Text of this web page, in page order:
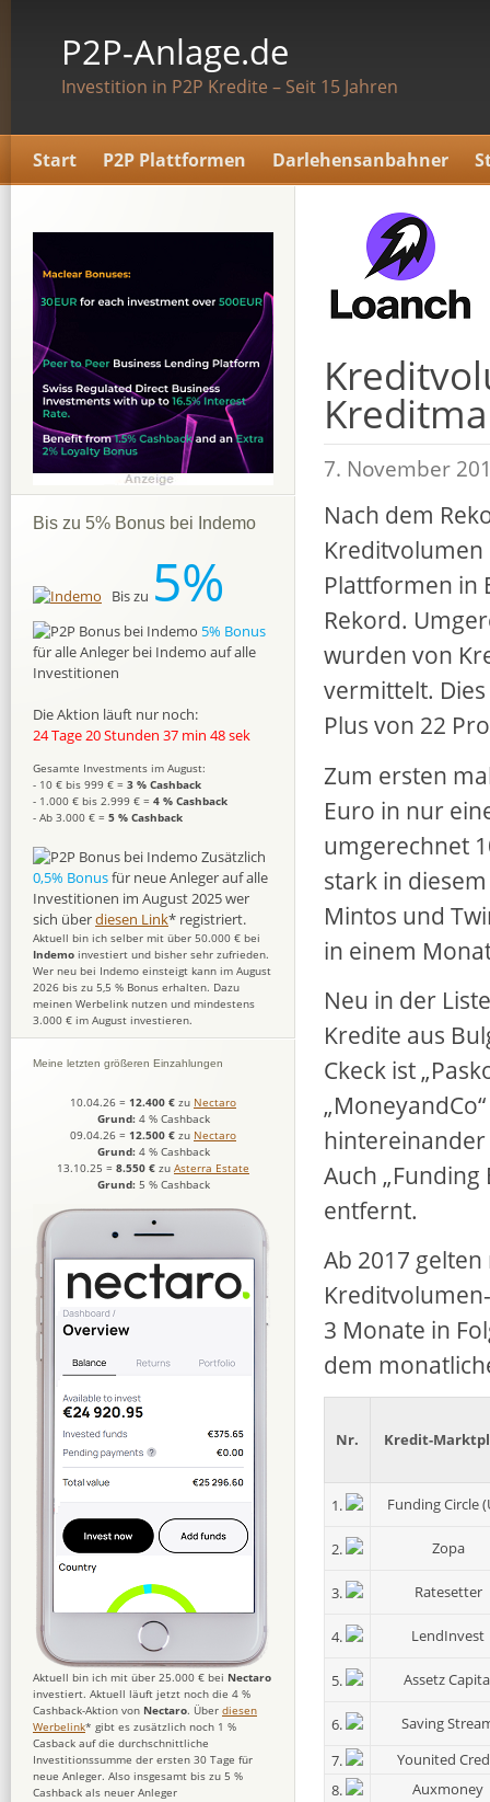
P2P-Anlage.de
Investition in P2P Kredite – Seit 15 Jahren
Start P2P Plattformen Darlehensanbahner
7. November
Nach dem
Plattformen in
Rekord.
wurden von
vermittelt.
Plus von 22
Zum ersten
Euro in nur
umgerechnet
stark in
Mintos und
in einem
Neu in der
Kredite aus
Ckeck ist
Auch
entfernt.
Ab 2017
3 Monate in
dem
Nr. Kredit-
1. Funding Circle
2. Zopa
3. Ratesetter
4. LendInvest
5. Assetz
6.
Saving
7.
Younited
8.
Auxmoney
Bis zu 5% Bonus bei Indemo
Bis zu 5%
5% Bonus
für alle Anleger bei Indemo auf alle
Investitionen
Die Aktion läuft nur noch:
24 Tage 20 Stunden 37 min 46 sek
Gesamte Investments im August:
- 10 € bis 999 € = 3 % Cashback
- 1.000 € bis 2.999 € = 4 % Cashback
- Ab 3.000 € = 5 % Cashback
Zusätzlich
0,5% Bonusfür neue Anleger auf alle
Investitionen im August 2025 wer
sich überdiesen Link* registriert.
Aktuell bin ich selber mit über 50.000 € bei
Indemo investiert und bisher sehr zufrieden.
Wer neu bei Indemo einsteigt kann im August
2026 bis zu 5,5 % Bonus erhalten. Dazu
meinen Werbelink nutzen und mindestens
3.000 € im August investieren.
Meine letzten größeren Einzahlungen
10.04.26 = 12.400 € zu Nectaro
Grund: 4 % Cashback
09.04.26 = 12.500 € zu Nectaro
Grund: 4 % Cashback
13.10.25 = 8.550 € zu Asterra Estate
Grund: 5 % Cashback
Aktuell bin ich mit über 25.000 € bei Nectaro
investiert. Aktuell läuft jetzt noch die 4 %
Cashback-Aktion von Nectaro. Über diesen
Werbelink* gibt es zusätzlich noch 1 %
Casback auf die durchschnittliche
Investitionssumme der ersten 30 Tage für
neue Anleger. Also insgesamt bis zu 5 %
Cashback als neuer Anleger